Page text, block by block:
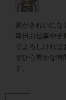
家がきれいにな
毎日お仕事や子
でよろしければ
ぜひ心豊かな時
す。